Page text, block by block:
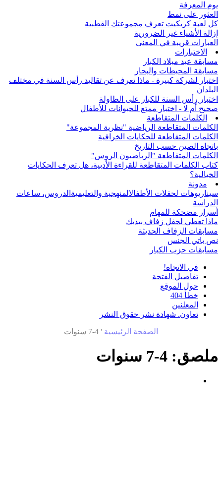
يوم المعرفة
العثور على نمط
كل لعبة كريكيت تعرف مجموعتك القطبية
إزالة الأشياء غير الضرورية
العبارات قريبة في المعنى
الاختبارات
مسابقة عيد ميلاد الكبار
مسابقة المحيطات والبحار
اختبار لشركة كبيرة - ماذا تعرف عن تقاليد رأس السنة في مختلف
البلدان
اختبار رأس السنة للكبار على الطاولة
صحيح أم لا - اختبار ممتع للحيوانات للأطفال
الكلمات المتقاطعة
الكلمات المتقاطعة الرياضية "نظرية المجموعة"
الكلمات المتقاطعة للحكايات الخرافية
باتجاه الصين حسب التاريخ
الكلمات المتقاطعة "الرياضيون الروس"
كتاب الكلمات المتقاطعة للقراءة الأدبية، هل تعرف الحكايات
الخيالية؟
مدونة
سيناريوهات لحفلات الأطفالالمنهجية والتعليمية الدروس، ساعات
الدراسة
أسرار مضحكة للمهام
ماذا تعطي لحفل زفاف بيديك
مسابقات الزفاف الحديثة
نص باتي الجنس
مسابقات حزب الكبار
في الاتجاه!
تفاصيل الفتحة
حول الموقع
خطأ 404
المعلنين
تعاون. شهادة نشر حقوق النشر
الصفحة الرئيسية ' 4-7 سنوات
ملصق: 4-7 سنوات